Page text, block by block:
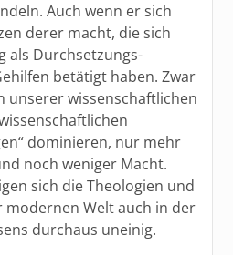
Auch wenn er sich
derer macht, die sich
als Durchsetzungs-
betätigt haben. Zwar
unserer wissenschaftlichen
dominieren, nur mehr
noch weniger Macht.
sich die Theologien und
modernen Welt auch in der
durchaus uneinig.